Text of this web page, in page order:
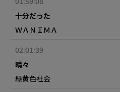
十分だった
ＷＡＮＩＭＡ
02:01:39
晴々
緑黄色社会